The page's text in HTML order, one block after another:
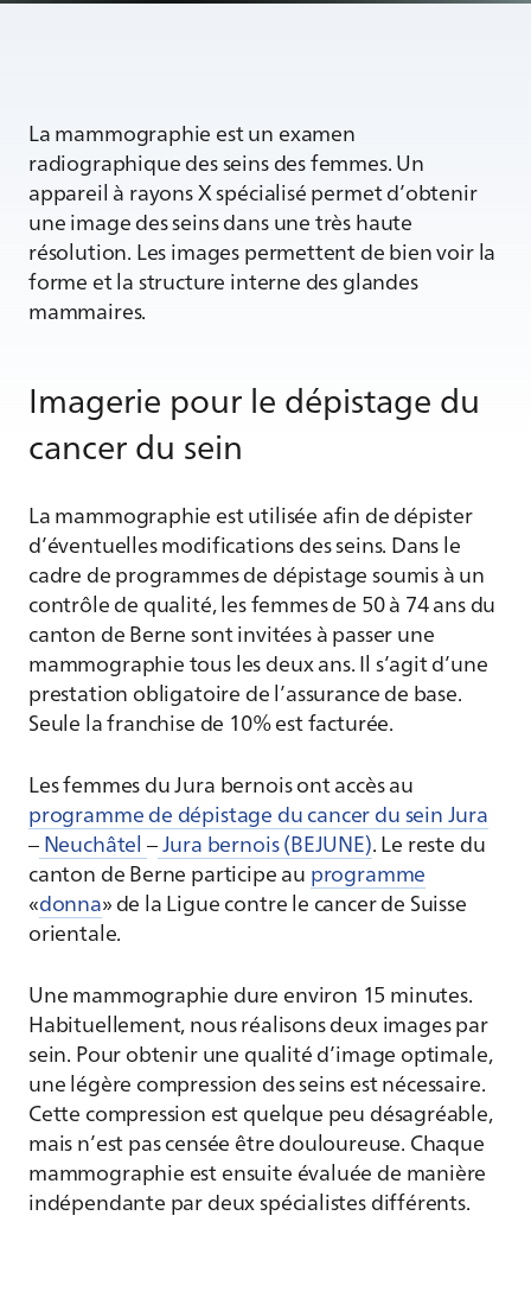
La mammographie est un examen
radiographique des seins des femmes. Un
appareil à rayons X spécialisé permet d’obtenir
une image des seins dans une très haute
résolution. Les images permettent de bien voir la
forme et la structure interne des glandes
mammaires.
Imagerie pour le dépistage du
cancer du sein
La mammographie est utilisée afin de dépister
d’éventuelles modifications des seins. Dans le
cadre de programmes de dépistage soumis à un
contrôle de qualité, les femmes de 50 à 74 ans du
canton de Berne sont invitées à passer une
mammographie tous les deux ans. Il s’agit d’une
prestation obligatoire de l’assurance de base.
Seule la franchise de 10% est facturée.
Les femmes du Jura bernois ont accès au
programme de dépistage du cancer du sein Jura
–Neuchâtel –Jura bernois (BEJUNE). Le reste du
canton de Berne participe au programme
«donna» de la Ligue contre le cancer de Suisse
orientale.
Une mammographie dure environ 15 minutes.
Habituellement, nous réalisons deux images par
sein. Pour obtenir une qualité d’image optimale,
une légère compression des seins est nécessaire.
Cette compression est quelque peu désagréable,
mais n’est pas censée être douloureuse. Chaque
mammographie est ensuite évaluée de manière
indépendante par deux spécialistes différents.